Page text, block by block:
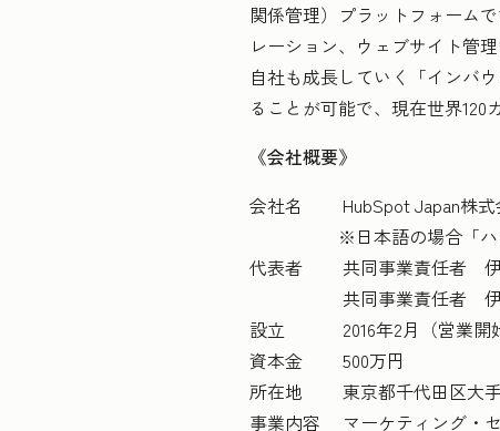
関係管理）プラットフォーム
レーション、ウェブサイト管
自社も成長していく「インバ
ることが可能で、現在世界120
《会社概要》
会社名 HubSpot Japan株式
※日本語の場合「ハブス
代表者 共同事業責任者 伊佐
共同事業責任者 伊田 聡
設立 2016年2月（営業開始
資本金 500万円
所在地 東京都千代田区大手
事業内容 マーケティング・